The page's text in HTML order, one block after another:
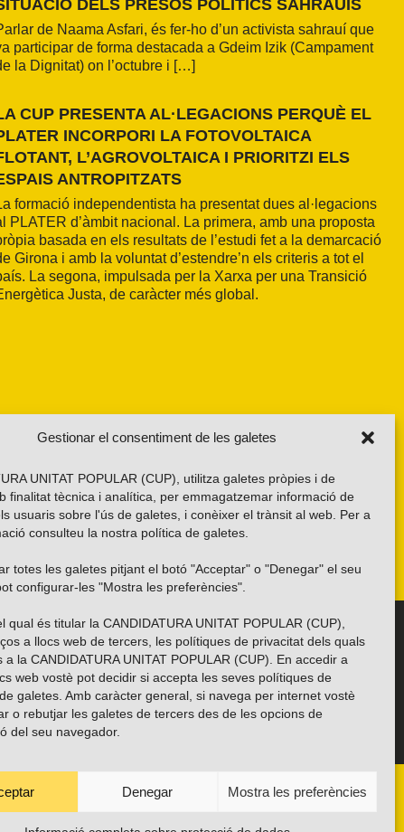
Gestionar el consentiment de les galetes
UNITAT POPULAR (CUP), utilitza galetes pròpies i de
finalitat tècnica i analítica, per emmagatzemar informació de
usuaris sobre l'ús de galetes, i conèixer el trànsit al web. Per a
consulteu la nostra política de galetes
totes les galetes pitjant el botó "Acceptar" o "Denegar" el seu
configurar-les "Mostra les preferències".
qual és titular la CANDIDATURA UNITAT POPULAR (CUP),
a llocs web de tercers, les polítiques de privacitat dels quals
a la CANDIDATURA UNITAT POPULAR (CUP). En accedir a
web vostè pot decidir si accepta les seves polítiques de
galetes. Amb caràcter general, si navega per internet vostè
o rebutjar les galetes de tercers des de les opcions de
del seu navegador.
Denegar Mostra les preferències
DELS PRESOS POLÍTICS SAHRAUÍS
de Naama Asfari, és fer-ho d’un activista sahrauí que
participar de forma destacada a Gdeim Izik (Campament
la Dignitat) on l’octubre i […]
CUP PRESENTA AL·LEGACIONS PERQUÈ EL
INCORPORI LA FOTOVOLTAICA
L’AGROVOLTAICA I PRIORITZI ELS
ANTROPITZATS
formació independentista ha presentat dues al·legacions
PLATER d’àmbit nacional. La primera, amb una proposta
basada en els resultats de l’estudi fet a la demarcació
Girona i amb la voluntat d’estendre’n els criteris a tot el
La segona, impulsada per la Xarxa per una Transició
Justa, de caràcter més global.
Troba’ns a les xarxes socials
TRANSPARÈNCIA
PROTECCIÓ DE DADES POLÍTICA DE GALETES (EU)